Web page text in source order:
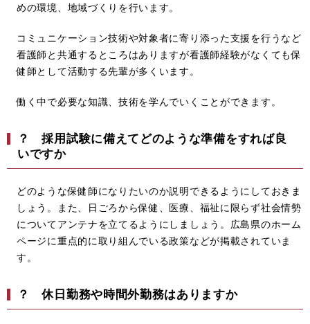
めの環境、地域づくりを行います。
コミュニケーション技術や対象者に寄り添った支援を行うなど
看護師と共通するところはありますが看護師経験がなくても保
健師として活動する先輩が多くいます。
働く中で必要な知識、技術を学んでいくことができます。
？ 採用試験に備えてどのような準備をすれば良
いですか
どのような保健師になりたいのか説明できるようにしておきま
しょう。また、日ごろから保健、医療、福祉に限らず社会情勢
についてアンテナを立てるようにしましょう。広島県のホーム
ページに重点的に取り組んでいる政策などが掲載されていま
す。
？ 休日勤務や時間外勤務はありますか